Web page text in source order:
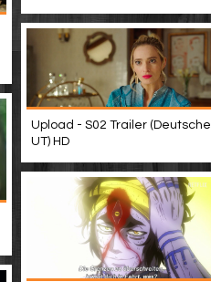
Upload - S02 Trailer (Deutsche
UT) HD